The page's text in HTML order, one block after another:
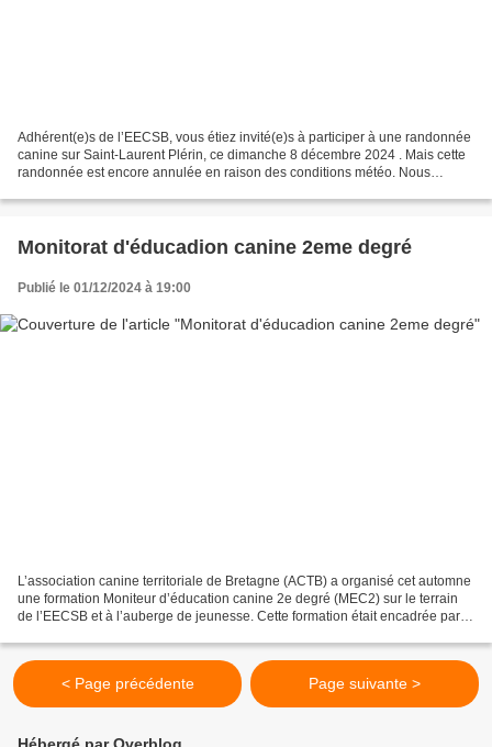
Adhérent(e)s de l’EECSB, vous étiez invité(e)s à participer à une randonnée
canine sur Saint-Laurent Plérin, ce dimanche 8 décembre 2024 . Mais cette
randonnée est encore annulée en raison des conditions météo. Nous
Monitorat d'éducadion canine 2eme degré
Publié le 01/12/2024 à 19:00
L’association canine territoriale de Bretagne (ACTB) a organisé cet automne
une formation Moniteur d’éducation canine 2e degré (MEC2) sur le terrain
de l’EECSB et à l’auberge de jeunesse. Cette formation était encadrée par
< Page précédente Page suivante >